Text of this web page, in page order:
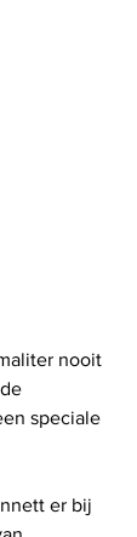
nooit
speciale
er bij